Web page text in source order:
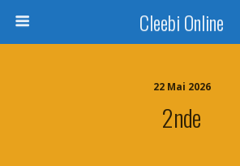
Cleebi Online
22 Mai 2026
2nde